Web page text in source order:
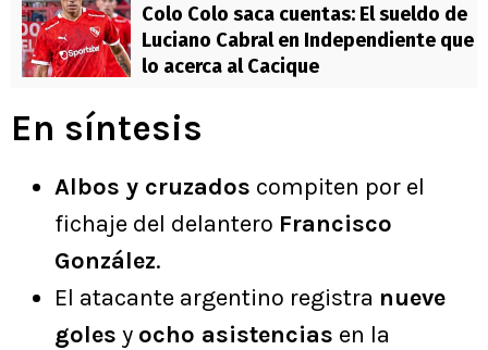
Colo Colo saca cuentas: El sueldo de
Luciano Cabral en Independiente que
lo acerca al Cacique
En síntesis
Albos y cruzados compiten por el
fichaje del delantero Francisco
González.
El atacante argentino registra nueve
goles y ocho asistencias en la